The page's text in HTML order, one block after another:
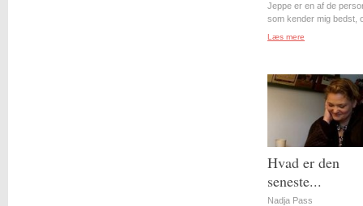
Jeppe er en af de
som kender mig bedst,
Læs mere
Hvad er den
seneste...
Nadja Pass